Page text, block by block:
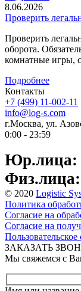
8.06.2026
Проверить
Проверить
оборота.
комнатные игры,
Подробнее
Контакты
+7 (499) 11-002-11
info@log-s.com
г.Москва, ул.
0:00 - 23:59
Юр.лица:
Физ.лица:
© 2020 Logistic
Политика
Согласие на
Согласие на
ЗАКАЗАТЬ
Мы свяжемся с